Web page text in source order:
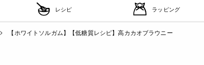
レシピ ラッピング
【ホワイトソルガム】【低糖質レシピ】高カカオブラウニー